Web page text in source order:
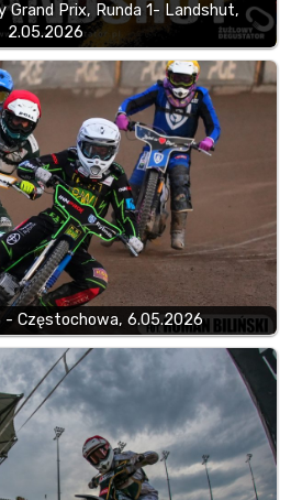
Grand Prix, Runda 1- Landshut,
2.05.2026
- Częstochowa, 6.05.2026